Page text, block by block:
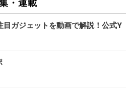
・連載
目ガジェットを動画で解説！公式Y